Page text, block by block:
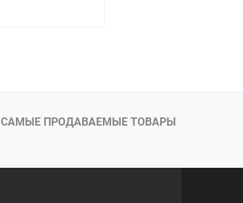
Сравнение
САМЫЕ ПРОДАВАЕМЫЕ ТОВАРЫ